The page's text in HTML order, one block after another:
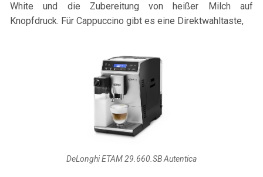
White und die Zubereitung von heißer Milch auf
Knopfdruck. Für Cappuccino gibt es eine Direktwahltaste,
DeLonghi ETAM 29.660.SB Autentica